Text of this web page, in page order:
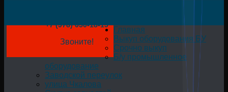
+7 (978) 050-18-19
Звоните!
Главная
Выкуп оборудования БУ
Срочно выкуп
Б/у промышленное
оборудование
Заводской переулок
улица Чкалова